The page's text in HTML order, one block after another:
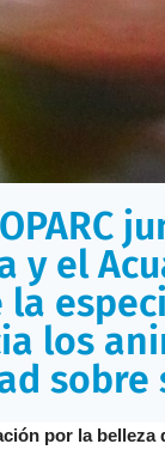
y el
los
sobre
por la belleza